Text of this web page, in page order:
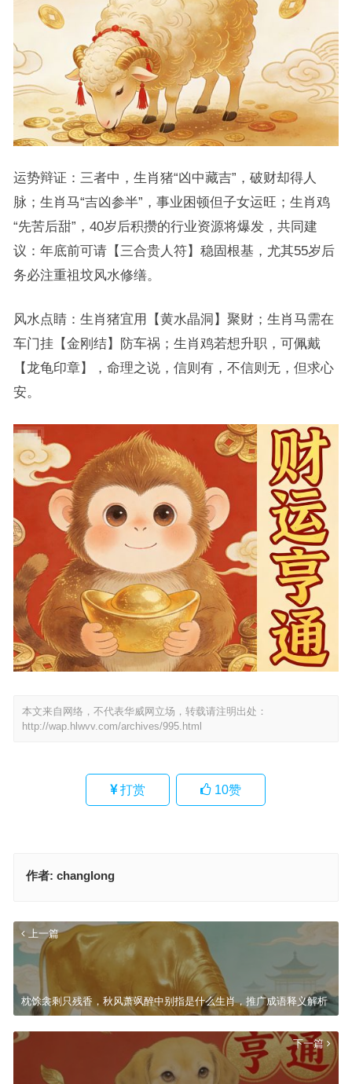
运势辩证：三者中，生肖猪“凶中藏吉”，破财却得人
脉；生肖马“吉凶参半”，事业困顿但子女运旺；生肖鸡
“先苦后甜”，40岁后积攒的行业资源将爆发，共同建
议：年底前可请【三合贵人符】稳固根基，尤其55岁后
务必注重祖坟风水修缮。
风水点睛：生肖猪宜用【黄水晶洞】聚财；生肖马需在
车门挂【金刚结】防车祸；生肖鸡若想升职，可佩戴
【龙龟印章】，命理之说，信则有，不信则无，但求心
安。
本文来自网络，不代表华威网立场，转载请注明出处：
http://wap.hlwvv.com/archives/995.html
打赏 10赞
作者: changlong
上一篇
枕馀衾剩只残香，秋风萧飒醉中别指是什么生肖，推广成语释义解析
下一篇